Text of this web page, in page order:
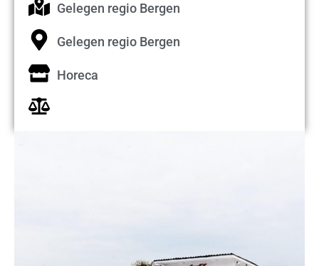
Gelegen regio Bergen
Gelegen regio Bergen
Horeca